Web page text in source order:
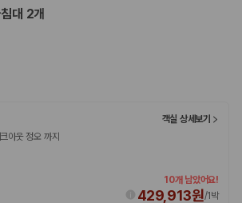
시 일정 금액의 면책금이 발생할 수 있습니다.
내에서 면책금 부담이 줄어드는 보험 조건입니
택한 렌트카 가격비교 플랫폼
국내·해외 렌트카까지 비교할 수 있는 렌트카 가
대 2개
객실 상세보기
아웃 정오 까지
10개 남았어요!
429,913원/1박